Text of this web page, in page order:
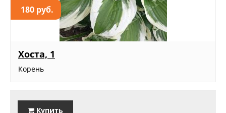
180 руб.
Хоста, 1
Корень
Купить